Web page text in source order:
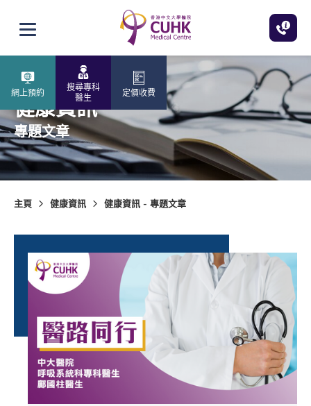
打開選單
網上預約
搜尋專科
醫生
定價收費
健康資訊
專題文章
主頁 健康資訊 健康資訊 - 專題文章